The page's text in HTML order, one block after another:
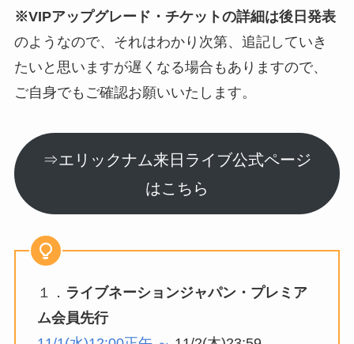
※VIPアップグレード・チケットの詳細は後日発表
のようなので、それはわかり次第、追記していき
たいと思いますが遅くなる場合もありますので、
ご自身でもご確認お願いいたします。
⇒エリックナム来日ライブ公式ページ
はこちら
１． ライブネーションジャパン・プレミア
ム会員先行